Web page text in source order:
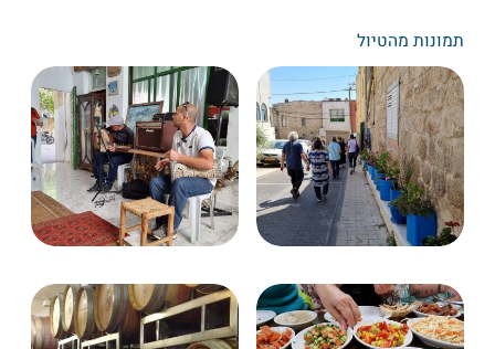
תמונות מהטיול